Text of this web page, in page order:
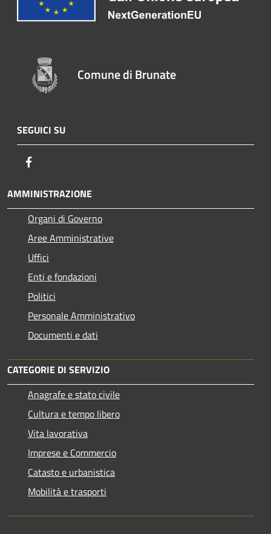
Comune di Brunate
SEGUICI SU
AMMINISTRAZIONE
Organi di Governo
Aree Amministrative
Uffici
Enti e fondazioni
Politici
Personale Amministrativo
Documenti e dati
CATEGORIE DI SERVIZIO
Anagrafe e stato civile
Cultura e tempo libero
Vita lavorativa
Imprese e Commercio
Catasto e urbanistica
Mobilità e trasporti